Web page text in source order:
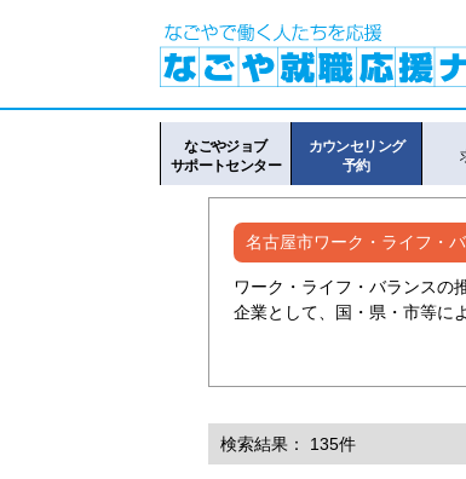
なごやジョブ
サポートセンター
カウンセリング
予約
名古屋市ワーク・ライフ・
ワーク・ライフ・バランスの
企業として、国・県・市等に
検索結果： 135件